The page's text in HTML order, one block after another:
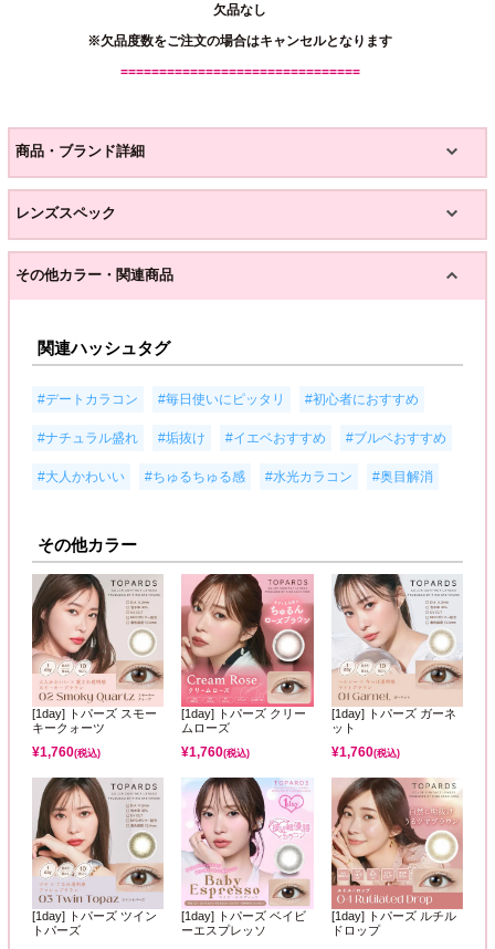
欠品なし
※欠品度数をご注文の場合はキャンセルとなります
===============================
商品・ブランド詳細
レンズスペック
その他カラー・関連商品
関連ハッシュタグ
#デートカラコン #毎日使いにピッタリ #初心者におすすめ
#ナチュラル盛れ #垢抜け #イエベおすすめ #ブルベおすすめ
#大人かわいい #ちゅるちゅる感 #水光カラコン #奥目解消
その他カラー
[1day] トパーズ スモー
キークォーツ
¥1,760(税込)
[1day] トパーズ クリー
ムローズ
¥1,760(税込)
[1day] トパーズ ガーネ
ット
¥1,760(税込)
[1day] トパーズ ツイン
トパーズ
[1day] トパーズ ベイビ
ーエスプレッソ
[1day] トパーズ ルチル
ドロップ